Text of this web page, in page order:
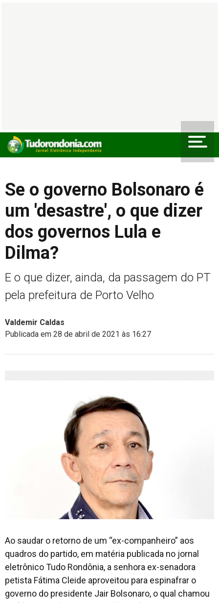
Se o governo Bolsonaro é
um 'desastre', o que dizer
dos governos Lula e
Dilma?
E o que dizer, ainda, da passagem do PT
pela prefeitura de Porto Velho
Valdemir Caldas
Publicada em 28 de abril de 2021 às 16:27
Ao saudar o retorno de um “ex-companheiro” aos
quadros do partido, em matéria publicada no jornal
eletrônico Tudo Rondônia, a senhora ex-senadora
petista Fátima Cleide aproveitou para espinafrar o
governo do presidente Jair Bolsonaro, o qual chamou